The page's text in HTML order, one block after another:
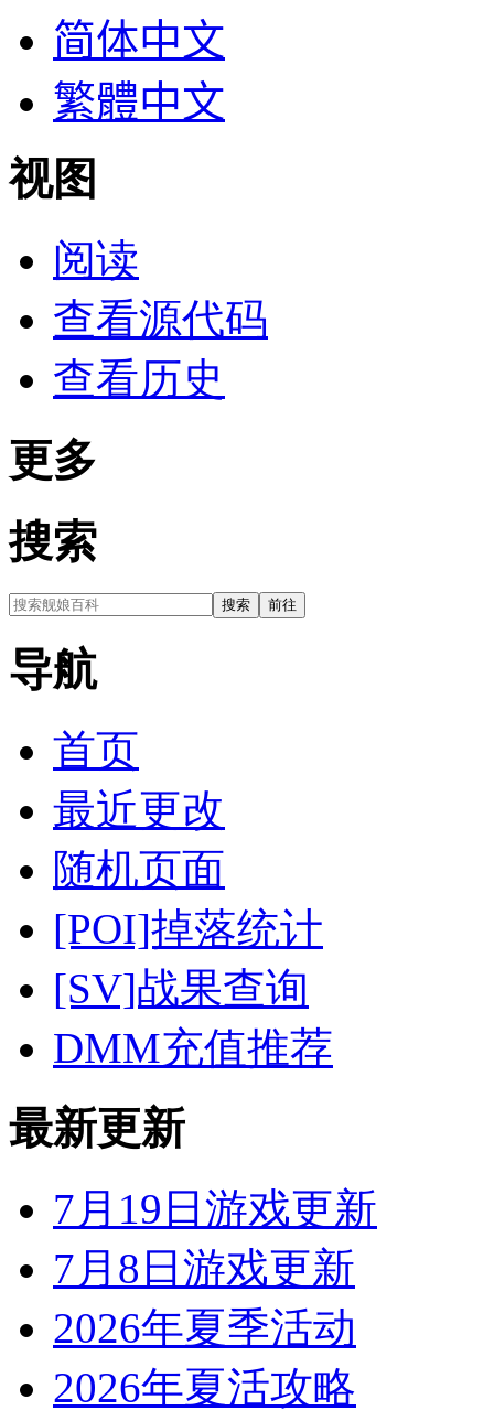
简体中文
繁體中文
视图
阅读
查看源代码
查看历史
更多
搜索
导航
首页
最近更改
随机页面
[POI]掉落统计
[SV]战果查询
DMM充值推荐
最新更新
7月19日游戏更新
7月8日游戏更新
2026年夏季活动
2026年夏活攻略